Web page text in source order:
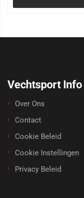
Vechtsport Info
Over Ons
Contact
Cookie Beleid
Cookie Instellingen
Privacy Beleid